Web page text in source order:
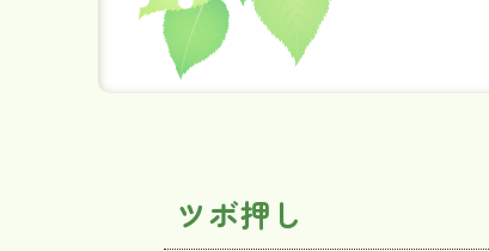
ツボ押し